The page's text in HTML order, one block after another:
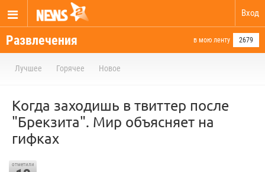
Вход
Развлечения в мою ленту 2679
Лучшее Горячее Новое
Когда заходишь в твиттер после
"Брекзита". Мир объясняет на
гифках
отметили